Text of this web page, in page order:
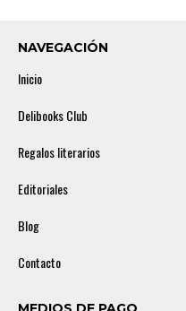
NAVEGACIÓN
Inicio
Delibooks Club
Regalos literarios
Editoriales
Blog
Contacto